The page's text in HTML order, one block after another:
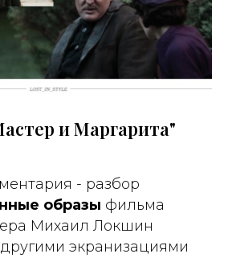
и Маргарита"
- разбор
образы фильма
Михаил Локшин
экранизациями